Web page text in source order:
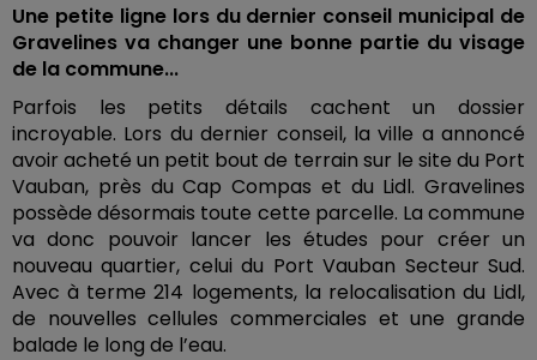
Une petite ligne lors du dernier conseil municipal de
Gravelines va changer une bonne partie du visage
de la commune...
Parfois les petits détails cachent un dossier
incroyable. Lors du dernier conseil, la ville a annoncé
avoir acheté un petit bout de terrain sur le site du Port
Vauban, près du Cap Compas et du Lidl. Gravelines
possède désormais toute cette parcelle. La commune
va donc pouvoir lancer les études pour créer un
nouveau quartier, celui du Port Vauban Secteur Sud.
Avec à terme 214 logements, la relocalisation du Lidl,
de nouvelles cellules commerciales et une grande
balade le long de l’eau.